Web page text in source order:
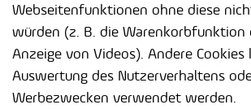
Webseitenfunktionen ohne diese
würden (z. B. die Warenkorbfunktion
Anzeige von Videos). Andere
Auswertung des Nutzerverhaltens
Werbezwecken verwendet werden.